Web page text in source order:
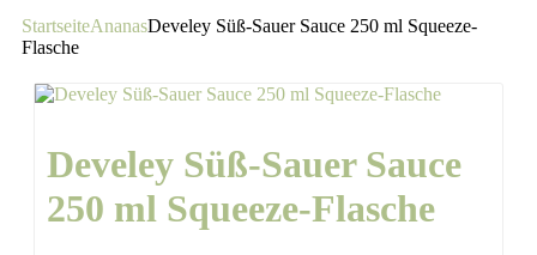
StartseiteAnanasDeveley Süß-Sauer Sauce 250 ml Squeeze-
Flasche
Develey Süß-Sauer Sauce
250 ml Squeeze-Flasche